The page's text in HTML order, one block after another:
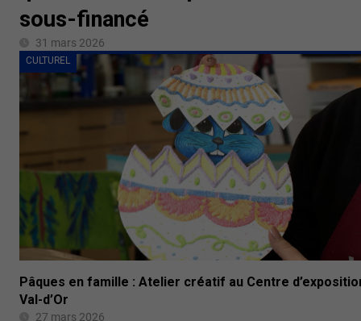
sous-financé
31 mars 2026
CULTUREL
Pâques en famille : Atelier créatif au Centre
Val-d’Or
27 mars 2026